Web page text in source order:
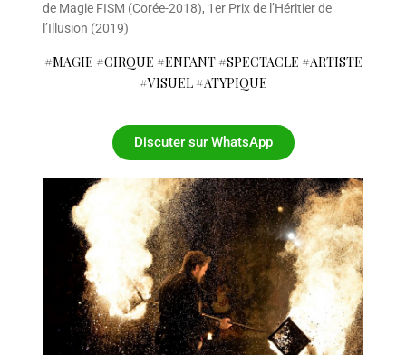
de Magie FISM (Corée-2018), 1er Prix de l’Héritier de
l’Illusion (2019)
#MAGIE #CIRQUE #ENFANT #SPECTACLE #ARTISTE
#VISUEL #ATYPIQUE
Discuter sur WhatsApp